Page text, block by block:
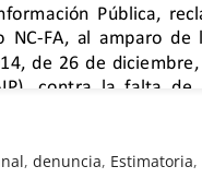
,denuncia, Estimatoria,